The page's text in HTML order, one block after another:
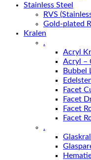
Stainless Steel
RVS
Gold-plated
Kralen
.
Acryl
Acryl –
Bubbel
Facet
Facet
Facet
Facet
.